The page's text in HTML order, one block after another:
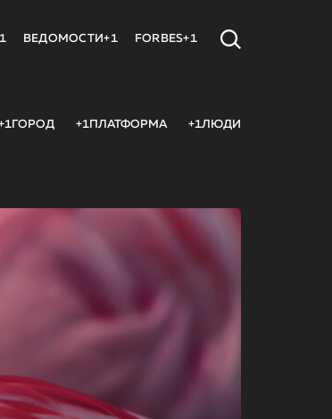
ВЕДОМОСТИ+1 FORBES+1
+1ПЛАТФОРМА +1ЛЮДИ